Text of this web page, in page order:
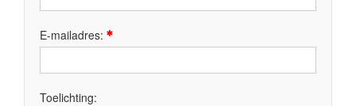
E-mailadres:
Toelichting: